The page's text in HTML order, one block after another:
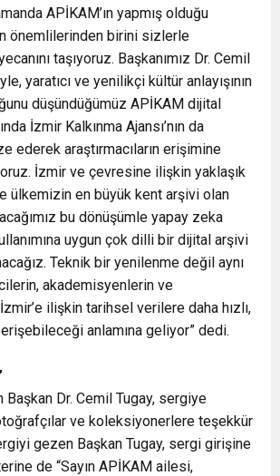
APİKAM’ın yapmış olduğu
önemlilerinden birini sizlerle
taşıyoruz. Başkanımız Dr. Cemil
yaratıcı ve yenilikçi kültür anlayışının
düşündüğümüz APİKAM dijital
İzmir Kalkınma Ajansı’nın da
ederek araştırmacıların erişimine
İzmir ve çevresine ilişkin yaklaşık
ülkemizin en büyük kent arşivi olan
bu dönüşümle yapay zeka
uygun çok dilli bir dijital arşivi
Teknik bir yenilenme değil aynı
akademisyenlerin ve
İzmir’e ilişkin tarihsel verilere daha hızlı,
anlamına geliyor” dedi.
Başkan Dr. Cemil Tugay, sergiye
ve koleksiyonerlere teşekkür
gezen Başkan Tugay, sergi girişine
de “Sayın APİKAM ailesi,